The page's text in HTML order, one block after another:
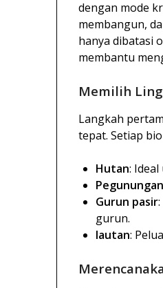
dengan mode
membangun,
hanya dibatasi
membantu
Memilih
Langkah
tepat. Setiap
Hutan:
Gurun pasir
gurun.
lautan: